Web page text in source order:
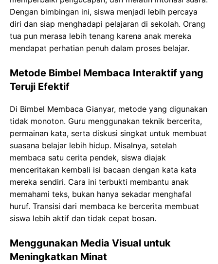
Dengan bimbingan ini, siswa menjadi lebih percaya
diri dan siap menghadapi pelajaran di sekolah. Orang
tua pun merasa lebih tenang karena anak mereka
mendapat perhatian penuh dalam proses belajar.
Metode Bimbel Membaca Interaktif yang
Teruji Efektif
Di Bimbel Membaca Gianyar, metode yang digunakan
tidak monoton. Guru menggunakan teknik bercerita,
permainan kata, serta diskusi singkat untuk membuat
suasana belajar lebih hidup. Misalnya, setelah
membaca satu cerita pendek, siswa diajak
menceritakan kembali isi bacaan dengan kata kata
mereka sendiri. Cara ini terbukti membantu anak
memahami teks, bukan hanya sekadar menghafal
huruf. Transisi dari membaca ke bercerita membuat
siswa lebih aktif dan tidak cepat bosan.
Menggunakan Media Visual untuk
Meningkatkan Minat